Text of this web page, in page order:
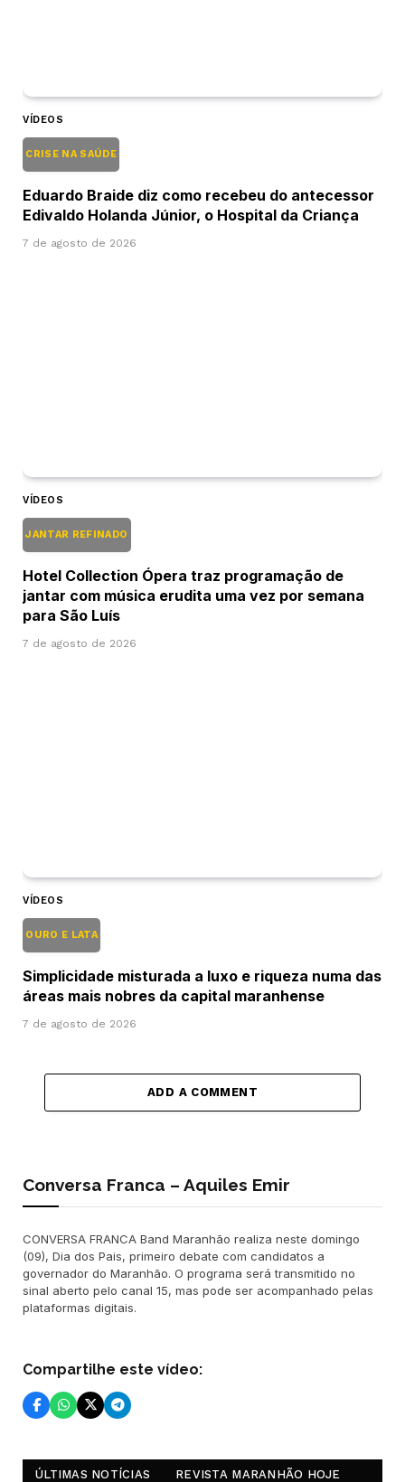
VÍDEOS
CRISE NA SAÚDE
Eduardo Braide diz como recebeu do antecessor
Edivaldo Holanda Júnior, o Hospital da Criança
7 de agosto de 2026
VÍDEOS
JANTAR REFINADO
Hotel Collection Ópera traz programação de
jantar com música erudita uma vez por semana
para São Luís
7 de agosto de 2026
VÍDEOS
OURO E LATA
Simplicidade misturada a luxo e riqueza numa das
áreas mais nobres da capital maranhense
7 de agosto de 2026
ADD A COMMENT
Conversa Franca – Aquiles Emir
CONVERSA FRANCA Band Maranhão realiza neste domingo
(09), Dia dos Pais, primeiro debate com candidatos a
governador do Maranhão. O programa será transmitido no
sinal aberto pelo canal 15, mas pode ser acompanhado pelas
plataformas digitais.
Compartilhe este vídeo:
ÚLTIMAS NOTÍCIAS REVISTA MARANHÃO HOJE